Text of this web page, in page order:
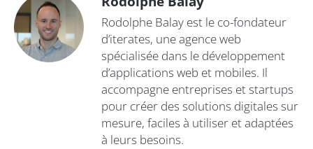
Rodolphe Balay est le co-fondateur
d’iterates, une agence web
spécialisée dans le développement
d’applications web et mobiles. Il
accompagne entreprises et startups
pour créer des solutions digitales sur
mesure, faciles à utiliser et adaptées
à leurs besoins.